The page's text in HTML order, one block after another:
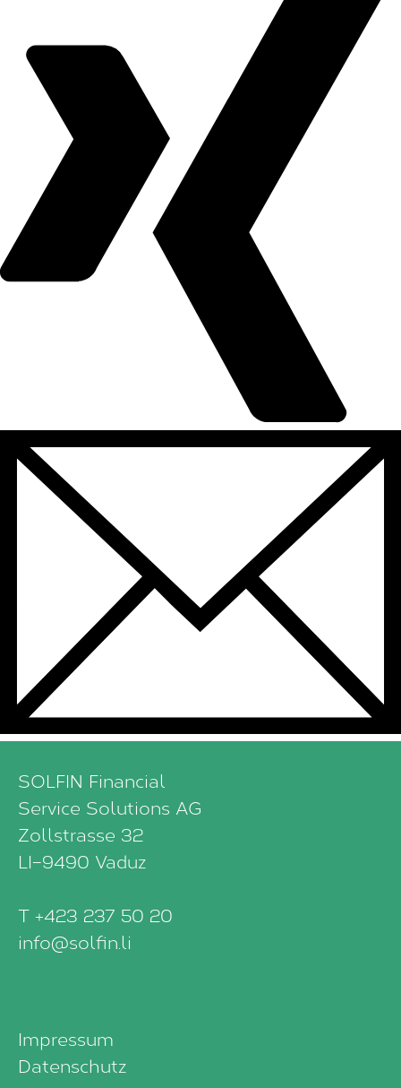
SOLFIN Financial
Service Solutions AG
Zollstrasse 32
LI–9490 Vaduz
T +423 237 50 20
info@solfin.li
Impressum
Datenschutz